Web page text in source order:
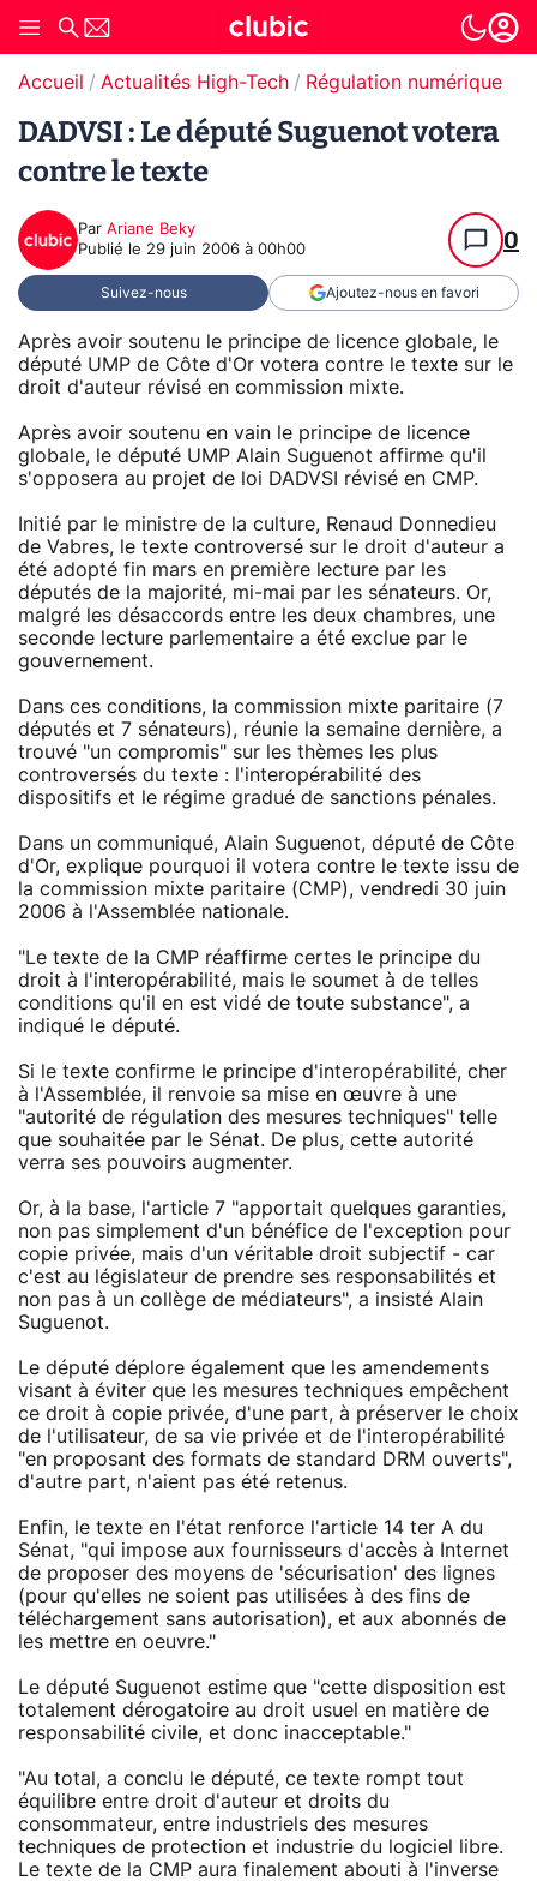
Accueil Actualités High-Tech Régulation numérique
DADVSI : Le député Suguenot votera
contre le texte
Par Ariane Beky
Publié le 29 juin 2006 à 00h00 0
Suivez-nous Ajoutez-nous en favori
Après avoir soutenu le principe de licence globale, le
député UMP de Côte d'Or votera contre le texte sur le
droit d'auteur révisé en commission mixte.
Après avoir soutenu en vain le principe de licence
globale, le député UMP Alain Suguenot affirme qu'il
s'opposera au projet de loi DADVSI révisé en CMP.
Initié par le ministre de la culture, Renaud Donnedieu
de Vabres, le texte controversé sur le droit d'auteur a
été adopté fin mars en première lecture par les
députés de la majorité, mi-mai par les sénateurs. Or,
malgré les désaccords entre les deux chambres, une
seconde lecture parlementaire a été exclue par le
gouvernement.
Dans ces conditions, la commission mixte paritaire (7
députés et 7 sénateurs), réunie la semaine dernière, a
trouvé "un compromis" sur les thèmes les plus
controversés du texte : l'interopérabilité des
dispositifs et le régime gradué de sanctions pénales.
Dans un communiqué, Alain Suguenot, député de Côte
d'Or, explique pourquoi il votera contre le texte issu de
la commission mixte paritaire (CMP), vendredi 30 juin
2006 à l'Assemblée nationale.
"Le texte de la CMP réaffirme certes le principe du
droit à l'interopérabilité, mais le soumet à de telles
conditions qu'il en est vidé de toute substance", a
indiqué le député.
Si le texte confirme le principe d'interopérabilité, cher
à l'Assemblée, il renvoie sa mise en œuvre à une
"autorité de régulation des mesures techniques" telle
que souhaitée par le Sénat. De plus, cette autorité
verra ses pouvoirs augmenter.
Or, à la base, l'article 7 "apportait quelques garanties,
non pas simplement d'un bénéfice de l'exception pour
copie privée, mais d'un véritable droit subjectif - car
c'est au législateur de prendre ses responsabilités et
non pas à un collège de médiateurs", a insisté Alain
Suguenot.
Le député déplore également que les amendements
visant à éviter que les mesures techniques empêchent
ce droit à copie privée, d'une part, à préserver le choix
de l'utilisateur, de sa vie privée et de l'interopérabilité
"en proposant des formats de standard DRM ouverts",
d'autre part, n'aient pas été retenus.
Enfin, le texte en l'état renforce l'article 14 ter A du
Sénat, "qui impose aux fournisseurs d'accès à Internet
de proposer des moyens de 'sécurisation' des lignes
(pour qu'elles ne soient pas utilisées à des fins de
téléchargement sans autorisation), et aux abonnés de
les mettre en oeuvre."
Le député Suguenot estime que "cette disposition est
totalement dérogatoire au droit usuel en matière de
responsabilité civile, et donc inacceptable."
"Au total, a conclu le député, ce texte rompt tout
équilibre entre droit d'auteur et droits du
consommateur, entre industriels des mesures
techniques de protection et industrie du logiciel libre.
Le texte de la CMP aura finalement abouti à l'inverse